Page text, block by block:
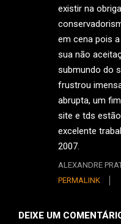
existir na
em cena pois
sua não
submundo do
frustrou
abrupta, um
site e tds
excelente
2007.
ALEXANDRE
PERMALINK
DEIXE UM